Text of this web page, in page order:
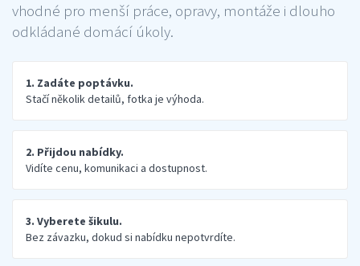
vhodné pro menší práce, opravy, montáže i dlouho
odkládané domácí úkoly.
1. Zadáte poptávku.
Stačí několik detailů, fotka je výhoda.
2. Přijdou nabídky.
Vidíte cenu, komunikaci a dostupnost.
3. Vyberete šikulu.
Bez závazku, dokud si nabídku nepotvrdíte.